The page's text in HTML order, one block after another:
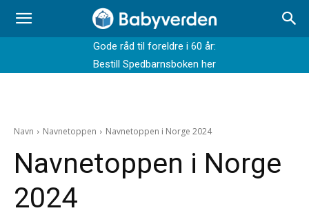
Gode råd til foreldre i 60 år:
Bestill Spedbarnsboken her
Navn Navnetoppen Navnetoppen i Norge 2024
Navnetoppen i Norge
2024